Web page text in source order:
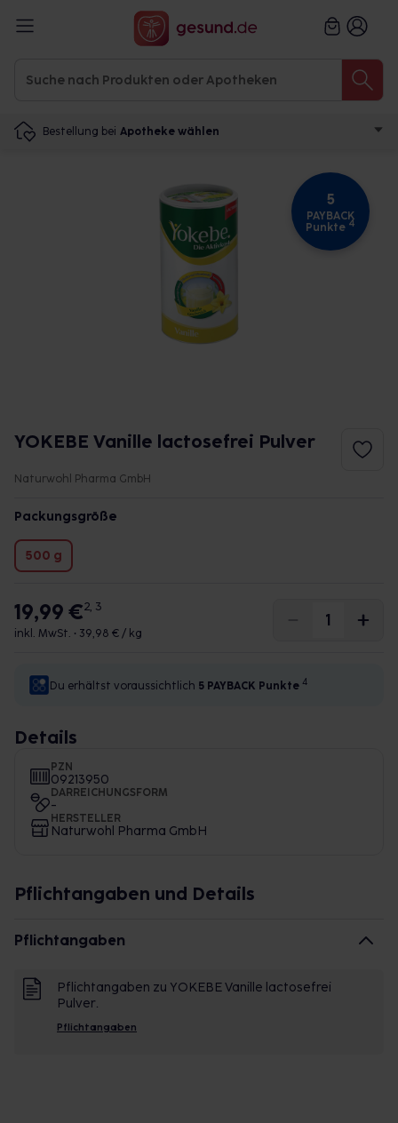
Bestellung bei Apotheke wählen
5
PAYBACK
Punkte 4
YOKEBE Vanille lactosefrei Pulver
Naturwohl Pharma GmbH
Packungsgröße
500 g
19,99 €2, 3
inkl. MwSt. • 39,98 € / kg
Du erhältst voraussichtlich 5 PAYBACK Punkte 4
Details
PZN
09213950
DARREICHUNGSFORM
-
HERSTELLER
Naturwohl Pharma GmbH
Pflichtangaben und Details
Pflichtangaben
Pflichtangaben zu YOKEBE Vanille lactosefrei
Pulver.
Pflichtangaben